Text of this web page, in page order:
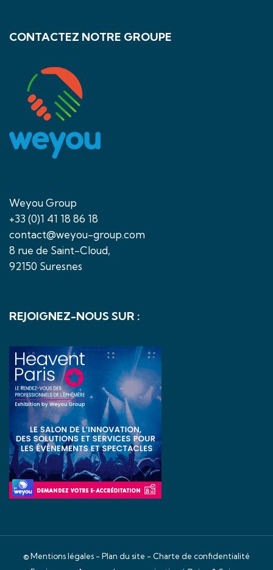
CONTACTEZ NOTRE GROUPE
Weyou Group
+33 (0)1 41 18 86 18
contact@weyou-group.com
8 rue de Saint-Cloud,
92150 Suresnes
REJOIGNEZ-NOUS SUR :
©Mentions légales - Plan du site - Charte de confidentialité